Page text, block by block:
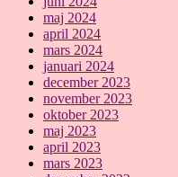
maj 2024
april 2024
mars 2024
januari 2024
december 2023
november 2023
oktober 2023
maj 2023
april 2023
mars 2023